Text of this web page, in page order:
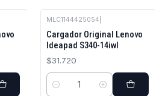
MLC1144425054
Cargador Original Lenovo
Ideapad S340-14iwl
$31.720
Cantidad